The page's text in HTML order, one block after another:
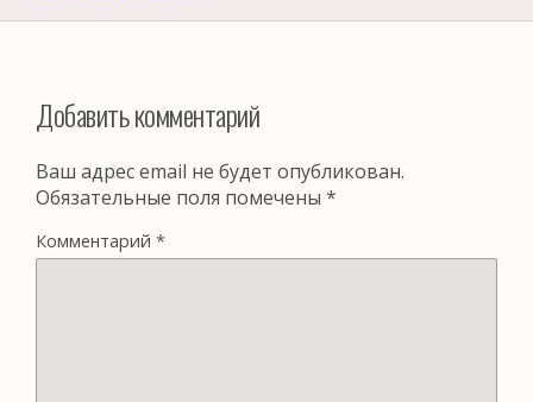
Добавить комментарий
Ваш адрес email не будет опубликован.
Обязательные поля помечены *
Комментарий *